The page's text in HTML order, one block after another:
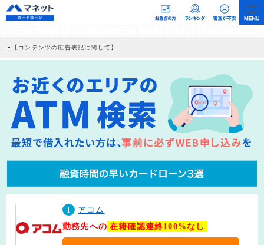
【コンテンツの広告表記に関して】
社に対して企業から紹介報酬が支払われるという収益モデルです。 ただし、特定の
商品を根拠なくPRするものではなく、当編集部の調査／ユーザーへの口コミ収集な
どに基づき、公平性を担保した情報提供を行っています。
>提携企業一覧
1
アコム
勤務先への 在籍確認連絡100%なし